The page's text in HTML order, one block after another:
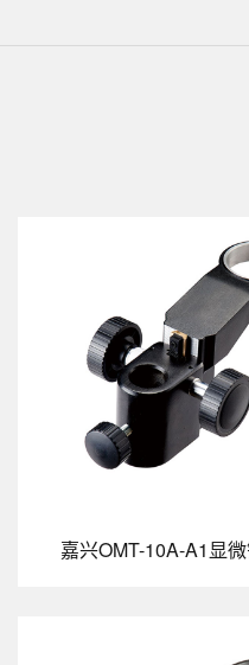
嘉兴OMT-10A-A1显